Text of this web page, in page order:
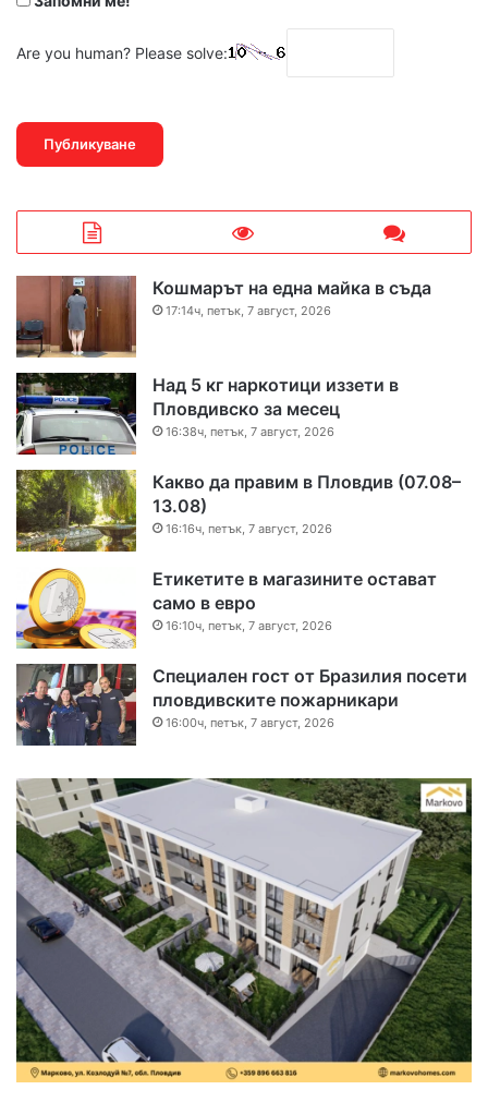
Are you human? Please solve:
Кошмарът на една майка в съда
17:14ч, петък, 7 август, 2026
Над 5 кг наркотици иззети в
Пловдивско за месец
16:38ч, петък, 7 август, 2026
Какво да правим в Пловдив (07.08–
13.08)
16:16ч, петък, 7 август, 2026
Етикетите в магазините остават
само в евро
16:10ч, петък, 7 август, 2026
Специален гост от Бразилия посети
пловдивските пожарникари
16:00ч, петък, 7 август, 2026